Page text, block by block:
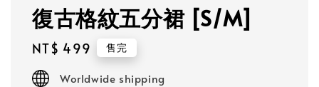
復古格紋五分裙 [S/M]
Regular
price
NT$ 499 售完
Worldwide shipping